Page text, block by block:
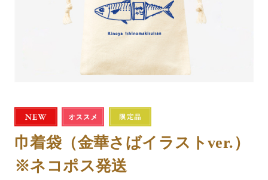
巾着袋（金華さばイラストver.）
※ネコポス発送